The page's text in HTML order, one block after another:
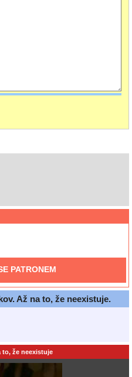
PATRONEM
Až na to, že neexistuje.
to, že neexistuje